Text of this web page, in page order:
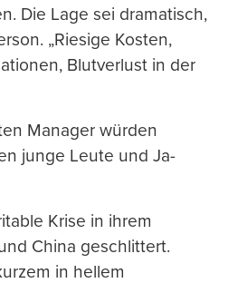
Die Lage sei dramatisch,
„Riesige Kosten,
Blutverlust in der
Manager würden
junge Leute und Ja-
Krise in ihrem
China geschlittert.
in hellem